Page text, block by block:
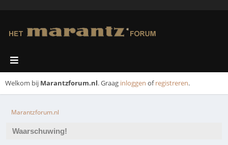
Welkom bij Marantzforum.nl. Graag inloggen ofregistreren.
Marantzforum.nl
Waarschuwing!